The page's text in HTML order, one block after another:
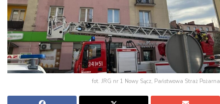
fot. JRG nr 1 Nowy Sącz, Państwowa Straż Pożarna